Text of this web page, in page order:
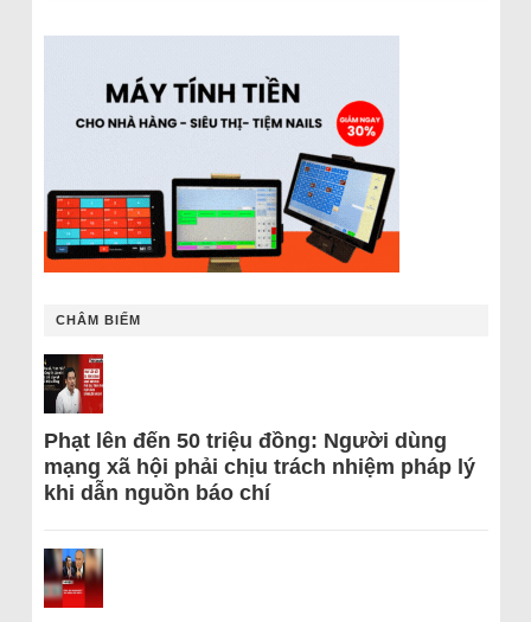
CHÂM BIẾM
Phạt lên đến 50 triệu đồng: Người dùng
mạng xã hội phải chịu trách nhiệm pháp lý
khi dẫn nguồn báo chí